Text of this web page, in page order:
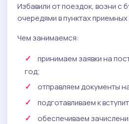
Избавили от поездок, возни с
очередями в пунктах
Чем занимаемся:
принимаем заявки на
год;
отправляем документы
подготавливаем к
обеспечиваем